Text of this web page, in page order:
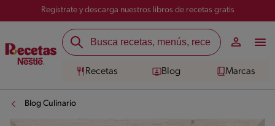
Registrate y descarga nuestros libros de recetas gratis
Recetas Blog Marcas
Blog Culinario